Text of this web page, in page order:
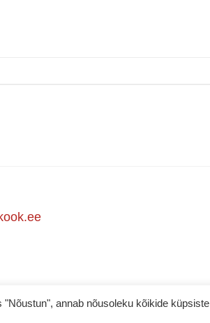
annab nõusoleku kõikide küpsiste